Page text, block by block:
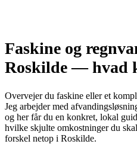
Faskine og
Roskilde — hvad
Overvejer du faskine eller et
Jeg arbejder med
og her får du en konkret, lokal
hvilke skjulte omkostninger du
forskel netop i Roskilde.